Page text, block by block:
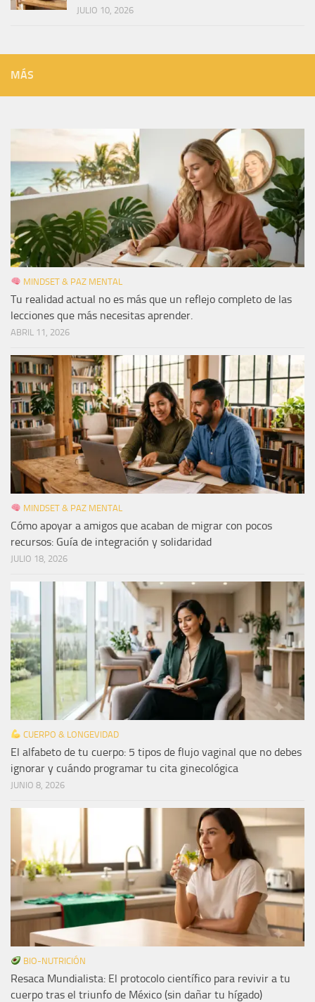
JULIO 10, 2026
MÁS
MINDSET & PAZ MENTAL
Tu realidad actual no es más que un reflejo completo de las
lecciones que más necesitas aprender.
ABRIL 11, 2026
MINDSET & PAZ MENTAL
Cómo apoyar a amigos que acaban de migrar con pocos
recursos: Guía de integración y solidaridad
JULIO 18, 2026
CUERPO & LONGEVIDAD
El alfabeto de tu cuerpo: 5 tipos de flujo vaginal que no debes
ignorar y cuándo programar tu cita ginecológica
JUNIO 8, 2026
BIO-NUTRICIÓN
Resaca Mundialista: El protocolo científico para revivir a tu
cuerpo tras el triunfo de México (sin dañar tu hígado)